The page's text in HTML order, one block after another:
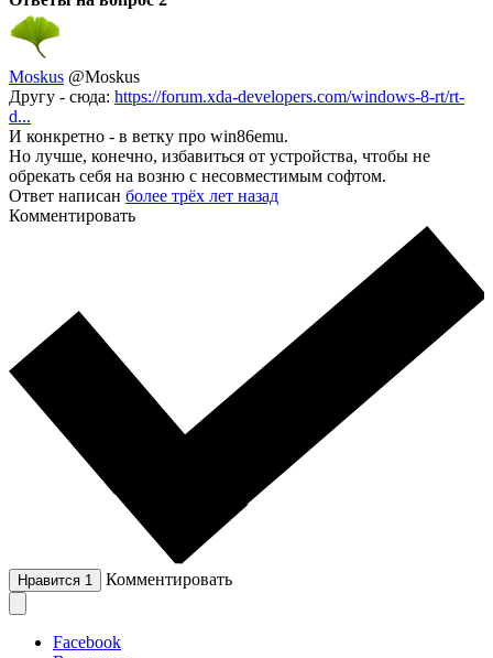
Moskus @Moskus
Другу - сюда: https://forum.xda-developers.com/windows-8-rt/rt-
d...
И конкретно - в ветку про win86emu.
Но лучше, конечно, избавиться от устройства, чтобы не
обрекать себя на возню с несовместимым софтом.
Ответ написан более трёх лет назад
Комментировать
Нравится 1 Комментировать
Facebook